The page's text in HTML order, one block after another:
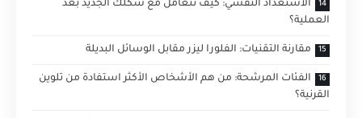
الاستعداد النفسي: كيف تتعامل مع شكلك الجديد بعد
العملية؟
مقارنة التقنيات: الفلورا ليزر مقابل الوسائل البديلة
الفئات المرشحة: من هم الأشخاص الأكثر استفادة من تلوين
القرنية؟